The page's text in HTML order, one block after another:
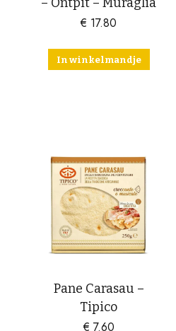
€ 17.80
In winkelmandje
Pane Carasau –
Tipico
€ 7.60